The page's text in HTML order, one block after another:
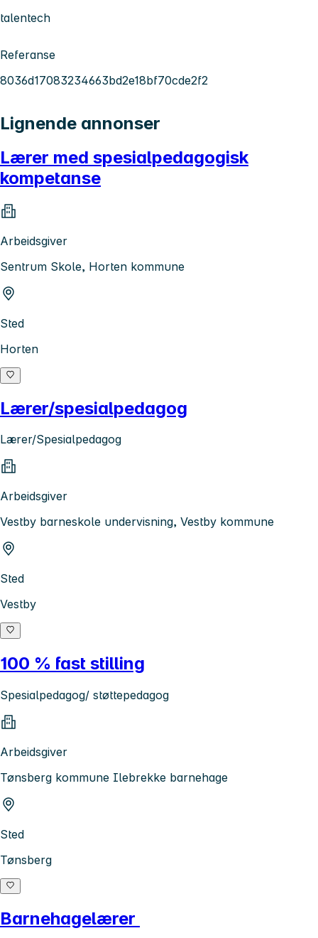
talentech
Referanse
8036d17083234663bd2e18bf70cde2f2
Lignende annonser
Lærer med spesialpedagogisk
kompetanse
Arbeidsgiver
Sentrum Skole, Horten kommune
Sted
Horten
Lærer/spesialpedagog
Lærer/Spesialpedagog
Arbeidsgiver
Vestby barneskole undervisning, Vestby kommune
Sted
Vestby
100 % fast stilling
Spesialpedagog/ støttepedagog
Arbeidsgiver
Tønsberg kommune Ilebrekke barnehage
Sted
Tønsberg
Barnehagelærer